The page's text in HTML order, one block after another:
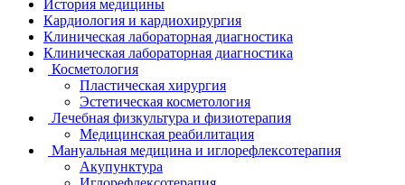
История медицины
Кардиология и кардиохирургия
Клиническая лабораторная диагностика
Клиническая лабораторная диагностика
Косметология
Пластическая хирургия
Эстетическая косметология
Лечебная физкультура и физиотерапия
Медицинская реабилитация
Мануальная медицина и иглорефлексотерапия
Акупунктура